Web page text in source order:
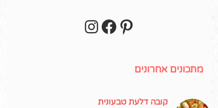
Pinterest
Facebook
מתכונים אחרונים
קובה דלעת טבעונית